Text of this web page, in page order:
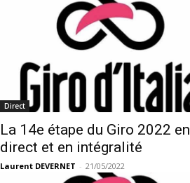
Direct
La 14e étape du Giro 2022 en
direct et en intégralité
Laurent DEVERNET - 21/05/2022